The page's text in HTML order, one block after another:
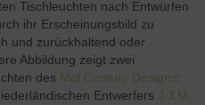
Tischleuchten nach Entwürfen
ihr Erscheinungsbild zu
und zurückhaltend oder
Abbildung zeigt zwei
des Mid Century Designs:
Entwerfers J.J.M.